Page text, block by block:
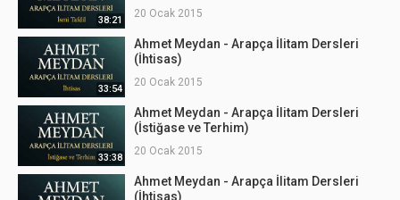
38:21
20 Ocak 2015
33:54
Ahmet Meydan - Arapça İlitam Dersleri
(İhtisas)
20 Ocak 2015
33:38
Ahmet Meydan - Arapça İlitam Dersleri
(İstiğase ve Terhim)
20 Ocak 2015
Ahmet Meydan - Arapça İlitam Dersleri
(İhtisas)